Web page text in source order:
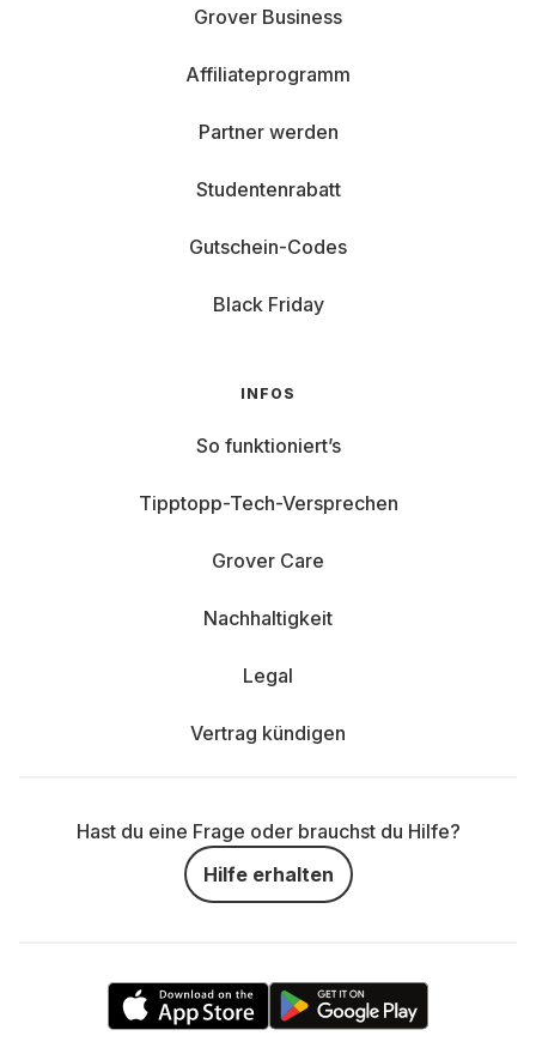
Grover Business
Affiliateprogramm
Partner werden
Studentenrabatt
Gutschein-Codes
Black Friday
INFOS
So funktioniert’s
Tipptopp-Tech-Versprechen
Grover Care
Nachhaltigkeit
Legal
Vertrag kündigen
Hast du eine Frage oder brauchst du Hilfe?
Hilfe erhalten